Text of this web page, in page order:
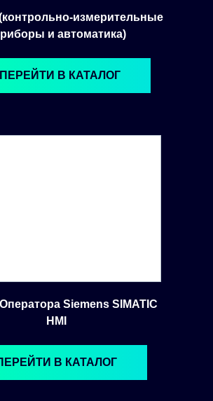
измерительные
и автоматика)
Siemens SIMATIC
HMI
ПЕРЕЙТИ В КАТАЛОГ
В КАТАЛОГ